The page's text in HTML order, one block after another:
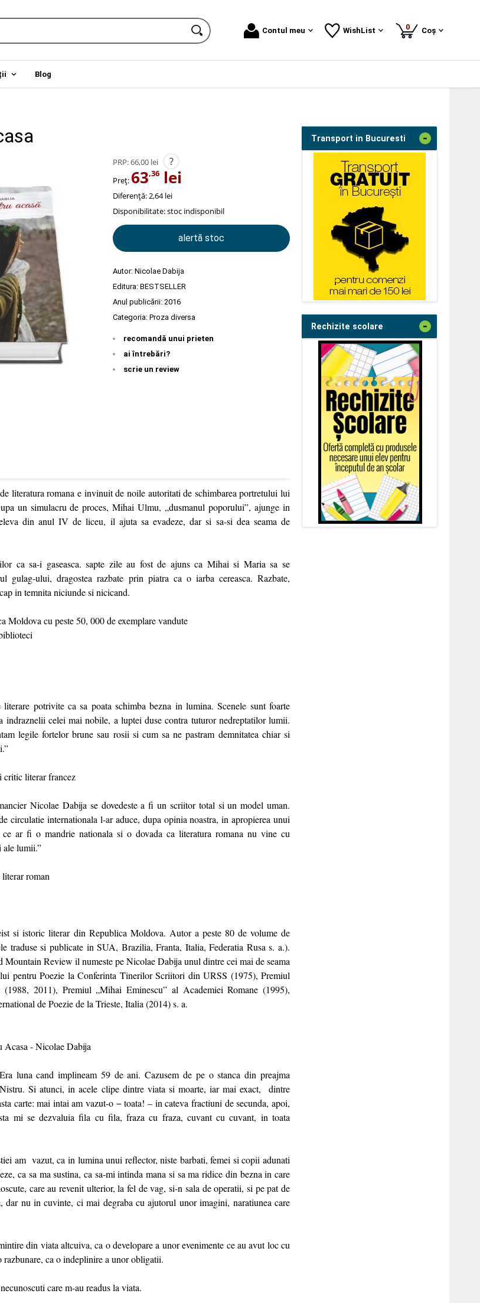
Contul meu WishList 0produse
Coș
Blog
PRP:66,00 lei ?
Preț: 63,36 lei
Diferență: 2,64 lei
Disponibilitate:stoc indisponibil
alertă stoc
Autor: Nicolae Dabija
Editura: BESTSELLER
Anul publicării: 2016
Categoria: Proza diversa
recomandă unui prieten
ai întrebări?
scrie un review
literatura romana e invinuit de noile autoritati de schimbarea portretului lui
un simulacru de proces, Mihai Ulmu, „dusmanul poporului”, ajunge in
din anul IV de liceu, il ajuta sa evadeze, dar si sa-si dea seama de
ca sa-i gaseasca. sapte zile au fost de ajuns ca Mihai si Maria sa se
gulag-ului, dragostea razbate prin piatra ca o iarba cereasca. Razbate,
in temnita niciunde si nicicand.
Moldova cu peste 50, 000 de exemplare vandute
literare potrivite ca sa poata schimba bezna in lumina. Scenele sunt foarte
indraznelii celei mai nobile, a luptei duse contra tuturor nedreptatilor lumii.
legile fortelor brune sau rosii si cum sa ne pastram demnitatea chiar si
critic literar francez
Nicolae Dabija se dovedeste a fi un scriitor total si un model uman.
circulatie internationala l-ar aduce, dupa opinia noastra, in apropierea unui
ce ar fi o mandrie nationala si o dovada ca literatura romana nu vine cu
lumii.”
roman
si istoric literar din Republica Moldova. Autor a peste 80 de volume de
traduse si publicate in SUA, Brazilia, Franta, Italia, Federatia Rusa s. a.).
Mountain Review il numeste pe Nicolae Dabija unul dintre cei mai de seama
pentru Poezie la Conferinta Tinerilor Scriitori din URSS (1975), Premiul
2011), Premiul „Mihai Eminescu” al Academiei Romane (1995),
de Poezie de la Trieste, Italia (2014) s. a.
Acasa - Nicolae Dabija
luna cand implineam 59 de ani. Cazusem de pe o stanca din preajma
Si atunci, in acele clipe dintre viata si moarte, iar mai exact, dintre
carte: mai intai am vazut-o − toata! – in cateva fractiuni de secunda, apoi,
mi se dezvaluia fila cu fila, fraza cu fraza, cuvant cu cuvant, in toata
am vazut, ca in lumina unui reflector, niste barbati, femei si copii adunati
ca sa ma sustina, ca sa-mi intinda mana si sa ma ridice din bezna in care
care au revenit ulterior, la fel de vag, si-n sala de operatii, si pe pat de
dar nu in cuvinte, ci mai degraba cu ajutorul unor imagini, naratiunea care
din viata altcuiva, ca o developare a unor evenimente ce au avut loc cu
razbunare, ca o indeplinire a unor obligatii.
care m-au readus la viata.
Transport in Bucuresti -
Rechizite scolare -